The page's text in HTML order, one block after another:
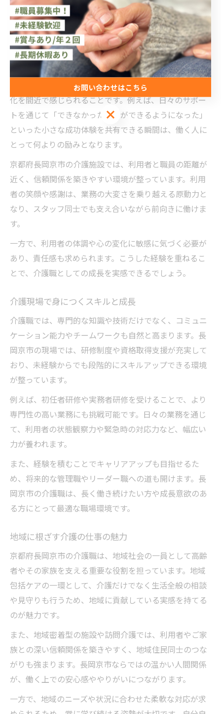
なります。地域に根ざした介護職として、長く働きやす
い環境が整っている点も、やりがいを感じる理由の一つ
です。
利用者の笑顔が介護職の原動力に
介護職で最も大きな喜びは、利用者の笑顔や前向きな変
化を間近で感じられることです。例えば、日々のサポー
トを通じて「できなかったことができるようになった」
といった小さな成功体験を共有できる瞬間は、働く人に
とって何よりの励みとなります。
京都府長岡京市の介護施設では、利用者と職員の距離が
近く、信頼関係を築きやすい環境が整っています。利用
者の笑顔や感謝は、業務の大変さを乗り越える原動力と
なり、スタッフ同士でも支え合いながら前向きに働けま
す。
一方で、利用者の体調や心の変化に敏感に気づく必要が
あり、責任感も求められます。こうした経験を重ねるこ
とで、介護職としての成長を実感できるでしょう。
介護現場で身につくスキルと成長
介護職では、専門的な知識や技術だけでなく、コミュニ
ケーション能力やチームワークも自然と高まります。長
岡京市の現場では、研修制度や資格取得支援が充実して
おり、未経験からでも段階的にスキルアップできる環境
が整っています。
例えば、初任者研修や実務者研修を受けることで、より
専門性の高い業務にも挑戦可能です。日々の業務を通じ
て、利用者の状態観察力や緊急時の対応力など、幅広い
力が養われます。
また、経験を積むことでキャリアアップも目指せるた
め、将来的な管理職やリーダー職への道も開けます。長
岡京市の介護職は、長く働き続けたい方や成長意欲のあ
る方にとって最適な職場環境です。
地域に根ざす介護の仕事の魅力
京都府長岡京市の介護職は、地域社会の一員として高齢
者やその家族を支える重要な役割を担っています。地域
包括ケアの一環として、介護だけでなく生活全般の相談
や見守りも行うため、地域に貢献している実感を持てる
のが魅力です。
また、地域密着型の施設や訪問介護では、利用者やご家
族との深い信頼関係を築きやすく、地域住民同士のつな
がりも強まります。長岡京市ならではの温かい人間関係
が、働く上での安心感ややりがいにつながります。
一方で、地域のニーズや状況に合わせた柔軟な対応が求
お問い合わせはこちら
お問い合わせはこちら